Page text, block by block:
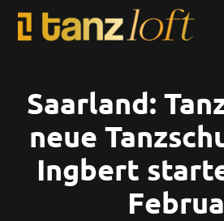
Zum
Inhalt
Saarland:
neue
Ingbert